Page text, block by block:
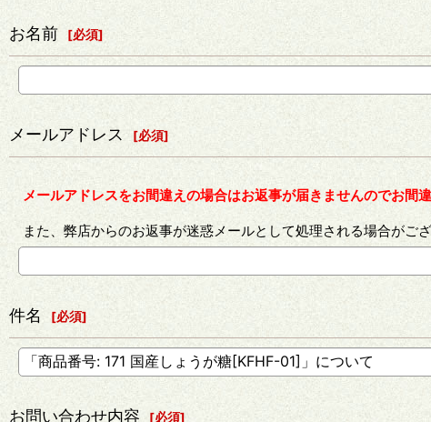
お名前 [必須]
メールアドレス [必須]
メールアドレスをお間違えの場合はお返事が届きませんのでお間
また、弊店からのお返事が迷惑メールとして処理される場合がご
件名 [必須]
お問い合わせ内容 [必須]